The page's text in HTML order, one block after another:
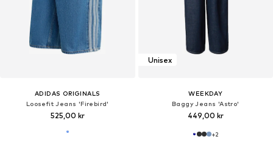
ADIDAS ORIGINALS
Loosefit Jeans 'Firebird'
525,00 kr
Unisex
WEEKDAY
Baggy Jeans 'Astro'
449,00 kr
+2